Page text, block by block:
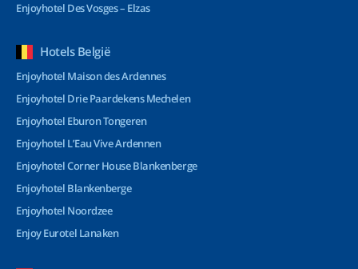
Enjoyhotel Des Vosges – Elzas
Hotels België
Enjoyhotel Maison des Ardennes
Enjoyhotel Drie Paardekens Mechelen
Enjoyhotel Eburon Tongeren
Enjoyhotel L’Eau Vive Ardennen
Enjoyhotel Corner House Blankenberge
Enjoyhotel Blankenberge
Enjoyhotel Noordzee
Enjoy Eurotel Lanaken